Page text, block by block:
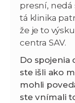
presní, nedá
tá klinika
že je to
centra SAV.
Do spojenia
ste išli ako
mohli
ste vnímali